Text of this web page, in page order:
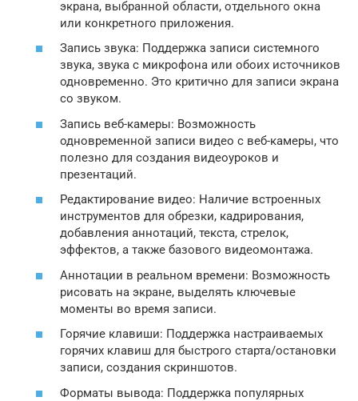
экрана, выбранной области, отдельного окна
или конкретного приложения.
Запись звука: Поддержка записи системного
звука, звука с микрофона или обоих источников
одновременно. Это критично для записи экрана
со звуком.
Запись веб-камеры: Возможность
одновременной записи видео с веб-камеры, что
полезно для создания видеоуроков и
презентаций.
Редактирование видео: Наличие встроенных
инструментов для обрезки, кадрирования,
добавления аннотаций, текста, стрелок,
эффектов, а также базового видеомонтажа.
Аннотации в реальном времени: Возможность
рисовать на экране, выделять ключевые
моменты во время записи.
Горячие клавиши: Поддержка настраиваемых
горячих клавиш для быстрого старта/остановки
записи, создания скриншотов.
Форматы вывода: Поддержка популярных